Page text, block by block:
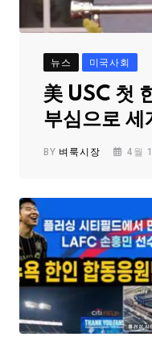
뉴스 미국사회
美 USC 첫
부심으로 세
BY 벼룩시장 4월